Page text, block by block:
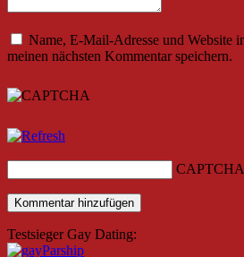
Name, E-Mail-Adresse und Website
meinen nächsten Kommentar speichern.
Testsieger Gay Dating: